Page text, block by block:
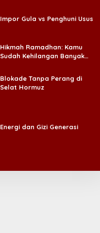
Impor Gula vs Penghuni Usus
Hikmah Ramadhan: Kamu
Sudah Kehilangan Banyak
Blokade Tanpa Perang di
Selat Hormuz
Energi dan Gizi Generasi